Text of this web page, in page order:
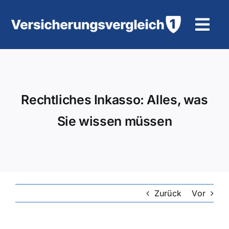
Inhalt
Motorradversicherung
Rechtliches Inkasso: Alles, was
Sie wissen müssen
Zurück Vor